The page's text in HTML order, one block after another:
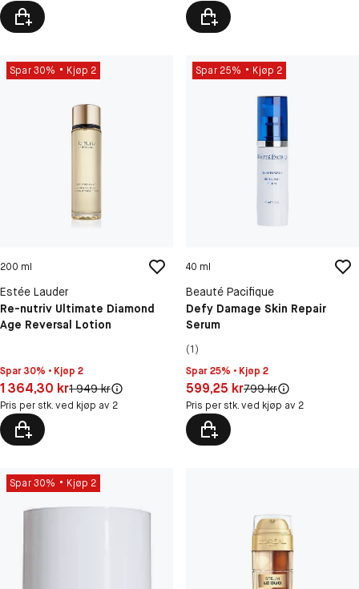
Spar 30% Kjøp 2
200 ml
Estée Lauder
Re-nutriv Ultimate Diamond
Age Reversal Lotion
Spar 30% • Kjøp 2
Pris: 1 364,30 kr
1 364,30 krOriginal pris:
1 949 kr
Pris per stk. ved kjøp av 2
Spar 25% Kjøp 2
40 ml
Beauté Pacifique
Defy Damage Skin Repair
Serum
(1)
Spar 25% • Kjøp 2
Pris: 599,25 kr
599,25 krOriginal pris:
799 kr
Pris per stk. ved kjøp av 2
Spar 30% Kjøp 2